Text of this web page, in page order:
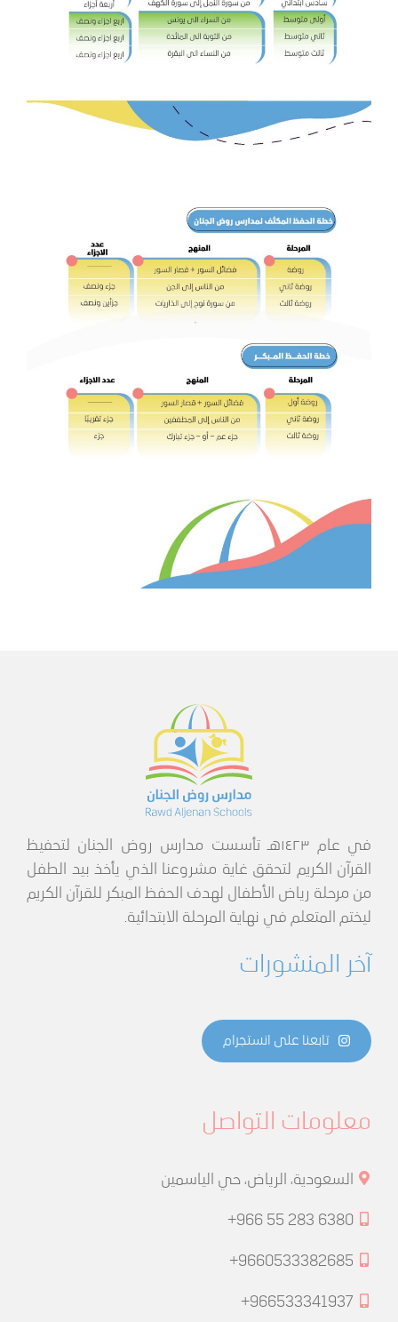
في عام ١٤٢٣هـ تأسست مدارس روض الجنان لتحفيظ
القرآن الكريم لتحقق غاية مشروعنا الذي يأخذ بيد الطفل
من مرحلة رياض الأطفال لهدف الحفظ المبكر للقرآن الكريم
ليختم المتعلم في نهاية المرحلة الابتدائية.
آخر المنشورات
تابعنا على انستجرام
معلومات التواصل
السعودية، الرياض، حي الياسمين
+966 55 283 6380
+9660533382685
+966533341937